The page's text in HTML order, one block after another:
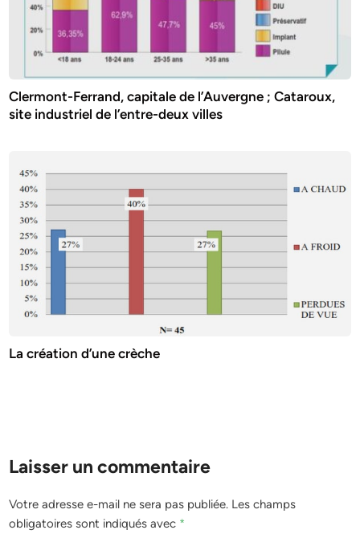
Clermont-Ferrand, capitale de l’Auvergne ; Cataroux,
site industriel de l’entre-deux villes
La création d’une crèche
Laisser un commentaire
Votre adresse e-mail ne sera pas publiée. Les champs
obligatoires sont indiqués avec *